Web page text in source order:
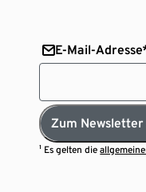
E-Mail-
Zum
¹ Es gelten die